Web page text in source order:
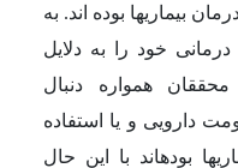
بیماری­ها بوده اند. به
خود را به دلایل
همواره دنبال
دارویی و یا استفاده
بوده­اند با این حال